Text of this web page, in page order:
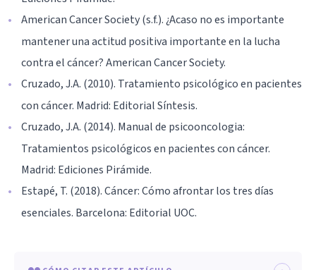
American Cancer Society (s.f.). ¿Acaso no es importante
mantener una actitud positiva importante en la lucha
contra el cáncer? American Cancer Society.
Cruzado, J.A. (2010). Tratamiento psicológico en pacientes
con cáncer. Madrid: Editorial Síntesis.
Cruzado, J.A. (2014). Manual de psicooncologia:
Tratamientos psicológicos en pacientes con cáncer.
Madrid: Ediciones Pirámide.
Estapé, T. (2018). Cáncer: Cómo afrontar los tres días
esenciales. Barcelona: Editorial UOC.